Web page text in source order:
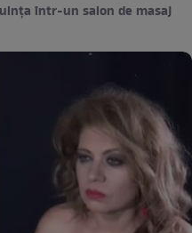
într-un salon de masaj